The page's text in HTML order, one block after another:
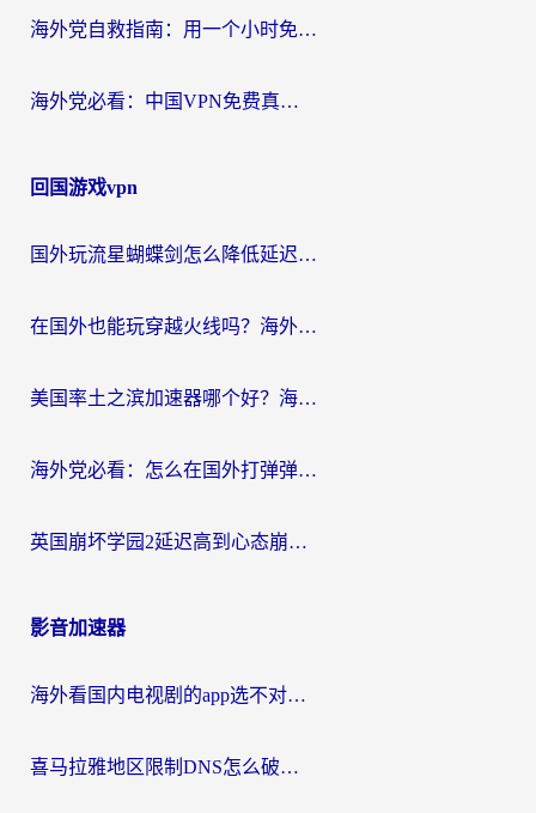
海外党自救指南：用一个小时免费加速器，轻松打破国内资源访问壁垒？
海外党必看：中国VPN免费真的靠谱吗？手把手教你选对回国加速器
回国游戏vpn
国外玩流星蝴蝶剑怎么降低延迟？海外党必看的加速秘籍（含欧洲鸣潮&彩虹岛优化攻略）
在国外也能玩穿越火线吗？海外玩家国服游戏畅玩终极指南
美国率土之滨加速器哪个好？海外党国服游戏畅玩终极指南（附多游戏解决方案）
海外党必看：怎么在国外打弹弹堂不卡？番茄加速器亲测指南
英国崩坏学园2延迟高到心态崩？海外党国服游戏加速终极指南
影音加速器
海外看国内电视剧的app选不对？这份回国加速器避坑指南帮你流畅追剧
喜马拉雅地区限制DNS怎么破？海外党听国内音乐听书的终极解决方案